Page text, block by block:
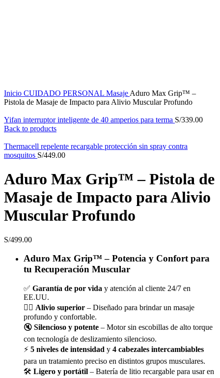
Inicio CUIDADO PERSONAL Masaje Aduro Max Grip™ –
Pistola de Masaje de Impacto para Alivio Muscular Profundo
Yifan interruptor inteligente de 40 amperios para terma S/339.00
Back to products
Thermacell repelente recargable protección sin spray contra
mosquitos S/449.00
Aduro Max Grip™ – Pistola de
Masaje de Impacto para Alivio
Muscular Profundo
S/499.00
Aduro Max Grip™ – Potencia y Confort para
tu Recuperación Muscular
✅ Garantía de por vida y atención al cliente 24/7 en
EE.UU.
💆‍♂️ Alivio superior – Diseñado para brindar un masaje
profundo y confortable.
🔇 Silencioso y potente – Motor sin escobillas de alto torque
con tecnología de deslizamiento silencioso.
⚡ 5 niveles de intensidad y 4 cabezales intercambiables
para un tratamiento preciso en distintos grupos musculares.
🛠️ Ligero y portátil – Batería de litio recargable para usar en